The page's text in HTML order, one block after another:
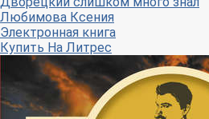
Любимова Ксения
Электронная книга
Купить На Литрес